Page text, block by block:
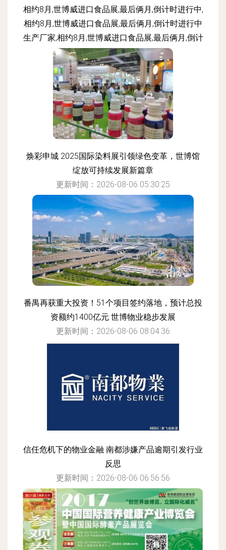
相约8月,世博威进口食品展,最后俩月,倒计时进行中,
相约8月,世博威进口食品展,最后俩月,倒计时进行中
生产厂家,相约8月,世博威进口食品展,最后俩月,倒计
时进行中价格
更新时间：2026-08-06 13:23:39
焕彩申城 2025国际染料展引领绿色变革，世博馆
绽放可持续发展新篇章
更新时间：2026-08-06 05:30:25
番禺再获重大投资！51个项目签约落地，预计总投
资额约1400亿元 世博物业稳步发展
更新时间：2026-08-06 08:04:36
信任危机下的物业金融 南都涉嫌产品逾期引发行业
反思
更新时间：2026-08-06 06:56:56